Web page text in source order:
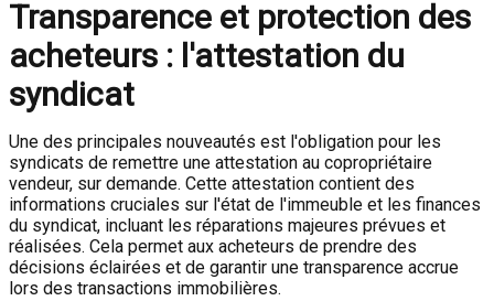
Transparence et protection des
acheteurs : l'attestation du
syndicat
Une des principales nouveautés est l'obligation pour les
syndicats de remettre une attestation au copropriétaire
vendeur, sur demande. Cette attestation contient des
informations cruciales sur l'état de l'immeuble et les finances
du syndicat, incluant les réparations majeures prévues et
réalisées. Cela permet aux acheteurs de prendre des
décisions éclairées et de garantir une transparence accrue
lors des transactions immobilières.